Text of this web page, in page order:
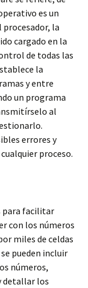
es un
la
cargado en la
de todas las
la
y entre
un programa
al
errores y
proceso.
para facilitar
con los números
miles de celdas
pueden incluir
números,
detallar los